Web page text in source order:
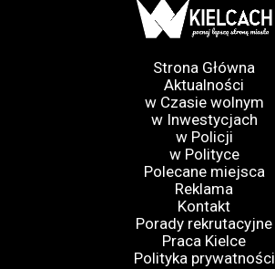
Strona Główna
Aktualności
w Czasie wolnym
w Inwestycjach
w Policji
w Polityce
Polecane miejsca
Reklama
Kontakt
Porady rekrutacyjne
Praca Kielce
Polityka prywatności